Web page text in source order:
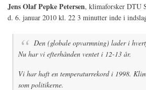
Jens Olaf Pepke Petersen, klimaforsker DTU
d. 6. januar 2010 kl. 22 3 minutter inde i
Den (globale opvarmning) lader i
Nu har vi efterhånden ventet i 12-13 år.
Vi har haft en temperaturrekord i 1998.
som politikerne.